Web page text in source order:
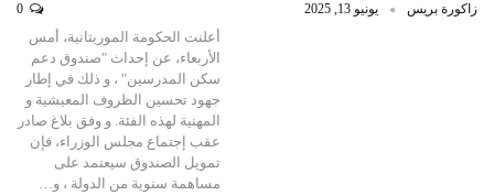
زاكورة بريس يونيو 13, 2025
أعلنت الحكومة الموريتانية، أمس
الأربعاء، عن إحداث "صندوق دعم
سكن المدرسين" ، و ذلك في إطار
جهود تحسين الظروف المعيشية و
المهنية لهذه الفئة. و وفق بلاغ صادر
عقب إجتماع مجلس الوزراء، فإن
تمويل الصندوق سيعتمد على
مساهمة سنوية من الدولة ، و…